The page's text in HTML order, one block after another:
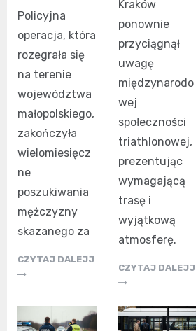
Policyjna
operacja, która
rozegrała się
na terenie
województwa
małopolskiego,
zakończyła
wielomiesięcz
ne
poszukiwania
mężczyzny
skazanego za
CZYTAJ DALEJJ
Kraków
ponownie
przyciągnął
uwagę
międzynarodo
wej
społeczności
triathlonowej,
prezentując
wymagającą
trasę i
wyjątkową
atmosferę.
CZYTAJ DALEJJ